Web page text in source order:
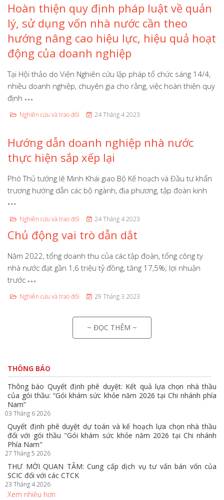
Hoàn thiện quy định pháp luật về quản
lý, sử dụng vốn nhà nước cần theo
hướng nâng cao hiệu lực, hiệu quả hoạt
động của doanh nghiệp
Tại Hội thảo do Viện Nghiên cứu lập pháp tổ chức sáng 14/4,
nhiều doanh nghiệp, chuyên gia cho rằng, việc hoàn thiện quy
định
Nghiên cứu và trao đổi 24 Tháng 4 2023
Hướng dẫn doanh nghiệp nhà nước
thực hiện sắp xếp lại
Phó Thủ tướng lê Minh Khái giao Bộ Kế hoạch và Đầu tư khẩn
trương hướng dẫn các bộ ngành, địa phương, tập đoàn kinh
Nghiên cứu và trao đổi 24 Tháng 4 2023
Chủ động vai trò dẫn dắt
Năm 2022, tổng doanh thu của các tập đoàn, tổng công ty
nhà nước đạt gần 1,6 triệu tỷ đồng, tăng 17,5%; lợi nhuận
trước
Nghiên cứu và trao đổi 29 Tháng 3 2023
~ ĐỌC THÊM ~
THÔNG BÁO
Thông báo Quyết định phê duyệt: Kết quả lựa chọn nhà thầu
của gói thầu: “Gói khám sức khỏe năm 2026 tại Chi nhánh phía
Nam”
03 Tháng 6 2026
Quyết định phê duyệt dự toán và kế hoạch lựa chọn nhà thầu
đối với gói thầu "Gói khám sức khỏe năm 2026 tại Chi nhánh
Phía Nam"
27 Tháng 5 2026
THƯ MỜI QUAN TÂM: Cung cấp dịch vụ tư vấn bán vốn của
SCIC đối với các CTCK
23 Tháng 4 2026
Xem nhiều hơn